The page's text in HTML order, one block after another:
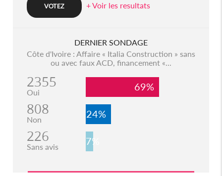
+ Voir les resultats
DERNIER SONDAGE
Côte d'Ivoire : Affaire « Italia Construction » sans
ou avec faux ACD, financement «...
2355
Oui 69%
808
Non 24%
226
Sans avis 7%